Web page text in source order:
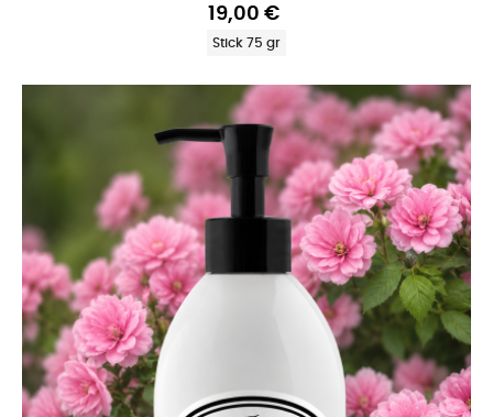
19,00 €
Stick 75 gr